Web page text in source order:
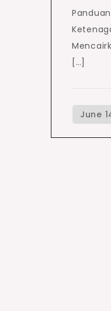
[…]